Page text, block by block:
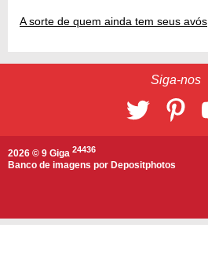
A sorte de quem ainda tem seus avós
Siga-nos
2026 © 9 Giga 24436
Banco de imagens por Depositphotos